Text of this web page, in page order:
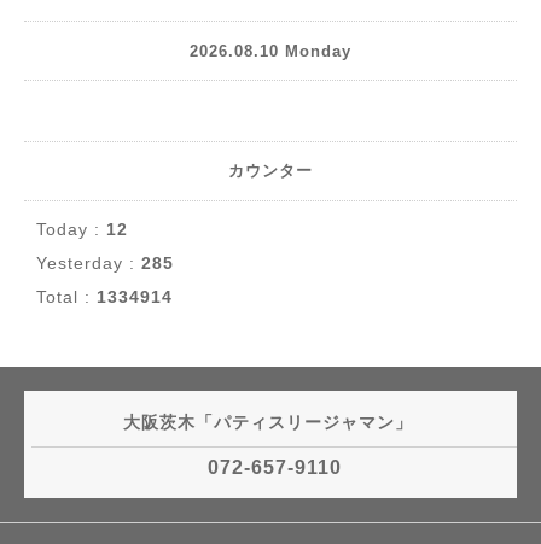
2026.08.10 Monday
カウンター
Today : 12
Yesterday : 285
Total : 1334914
大阪茨木「パティスリージャマン」
072-657-9110